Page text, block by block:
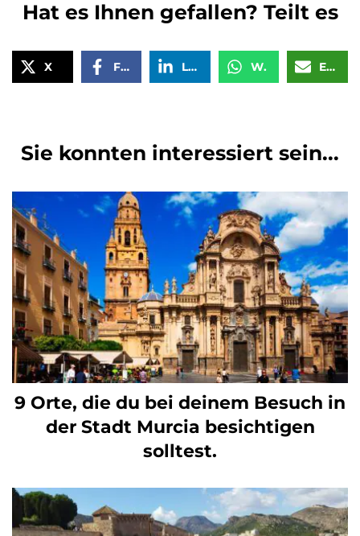
Hat es Ihnen gefallen? Teilt es
X Facebook LinkedIn WhatsApp Email
Sie konnten interessiert sein...
9 Orte, die du bei deinem Besuch in
der Stadt Murcia besichtigen
solltest.